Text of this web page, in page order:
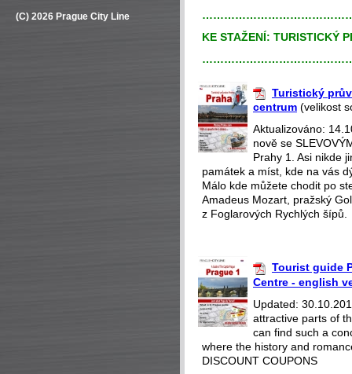
(C) 2026 Prague City Line
KE STAŽENÍ: TURISTICKÝ
Turistický
centrum (velikost
Aktualizováno:
nově se
Prahy 1. Asi nikde
památek a míst, kde na vás
Málo kde můžete chodit po
Amadeus Mozart, pražský
z Foglarových Rychlých šípů.
Tourist guide
Centre - english
Updated:
attractive parts of
can find such a
where the history and
DISCOUNT COUPONS